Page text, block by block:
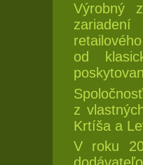
Výrobný
od
z
Krtíša a
V roku